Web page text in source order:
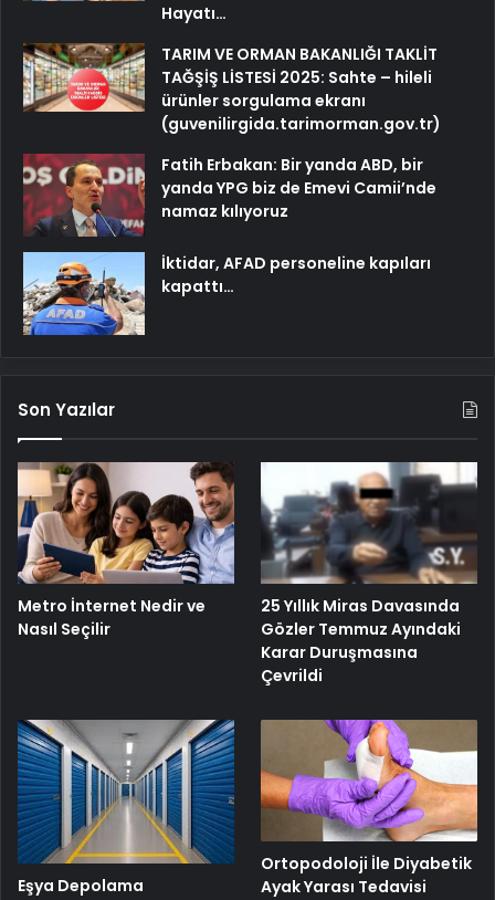
Hayatı…
TARIM VE ORMAN BAKANLIĞI TAKLİT
TAĞŞİŞ LİSTESİ 2025: Sahte – hileli
ürünler sorgulama ekranı
(guvenilirgida.tarimorman.gov.tr)
Fatih Erbakan: Bir yanda ABD, bir
yanda YPG biz de Emevi Camii’nde
namaz kılıyoruz
İktidar, AFAD personeline kapıları
kapattı…
Son Yazılar
Metro İnternet Nedir ve
Nasıl Seçilir
25 Yıllık Miras Davasında
Gözler Temmuz Ayındaki
Karar Duruşmasına
Çevrildi
Eşya Depolama
Ortopodoloji İle Diyabetik
Ayak Yarası Tedavisi